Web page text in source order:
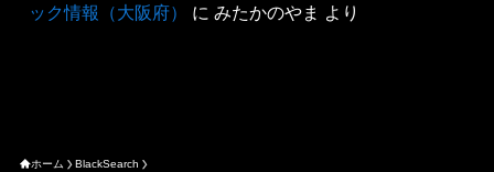
ック情報（大阪府）
に みたかのやま より
ホーム BlackSearch